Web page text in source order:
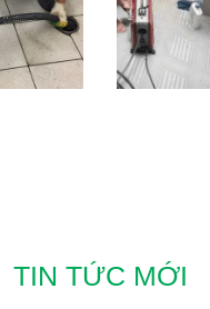
TIN TỨC MỚI